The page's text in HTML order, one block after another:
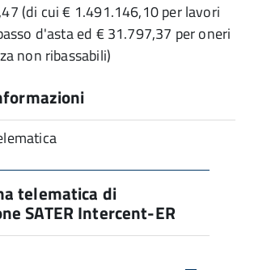
(di cui € 1.491.146,10 per lavori
d'asta ed € 31.797,37 per oneri
non ribassabili)
telematica di
SATER Intercent-ER